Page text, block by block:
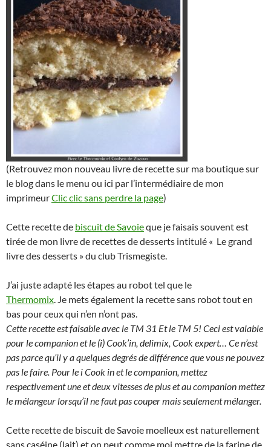
(Retrouvez mon nouveau livre de recette sur ma boutique sur
le blog dans le menu ou ici par l’intermédiaire de mon
imprimeurClic clic sans perdre la page)
Cette recette de biscuit de Savoieque je faisais souvent est
tirée de mon livre de recettes de desserts intitulé « Le grand
livre des desserts » du club Trismegiste.
J’ai juste adapté les étapes au robot tel que le
Thermomix. Je mets également la recette sans robot tout en
bas pour ceux qui n’en n’ont pas.
Cette recette est faisable avec le TM 31 Et le TM 5! Ceci est valable
pour le companion et le (i) Cook’in, delimix, Cook expert… Ce n’est
pas parce qu’il y a quelques degrés de différence que vous ne pouvez
pas le faire. Pour le i Cook in et le companion, mettez
respectivement une et deux vitesses de plus et au companion mettez
le mélangeur lorsqu’il ne faut pas couper mais seulement mélanger.
Cette recette de biscuit de Savoie moelleux est naturellement
sans caséine (lait) et on peut comme moi mettre de la farine de